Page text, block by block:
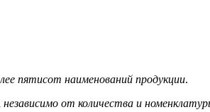
пятисот наименований продукции.
независимо от количества и